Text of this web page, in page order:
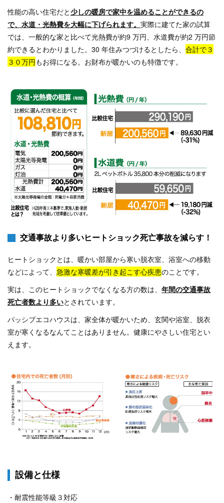
性能の高い住宅だと少しの暖房で家中を温めることができるの
で、水道・光熱費を大幅に下げられます。 実際に建てた家の試算
では、一般的な家と比べて光熱費が約9 万円、水道費が約2 万円節
約できるとわかりました。30 年住みつづけるとしたら、 合計で３
３０万円もお得になる。お財布が暖かいのも特徴です。
交通事故より多いヒートショック死亡事故を減らす！
ヒートショックとは、暖かい部屋から寒い脱衣室、浴室への移動
などによって、 急激な寒暖差が引き起こす心疾患のことです。
実は、このヒートショックでなくなる方の数は、 年間の交通事故
死亡者数より多いとされています。
パッシブエコハウスは、家全体が暖かいため、玄関や浴室、脱衣
室が寒くなるなんてことはありません。 健康にやさしい住宅とい
えます。
設備と仕様
・耐震性能等級３対応